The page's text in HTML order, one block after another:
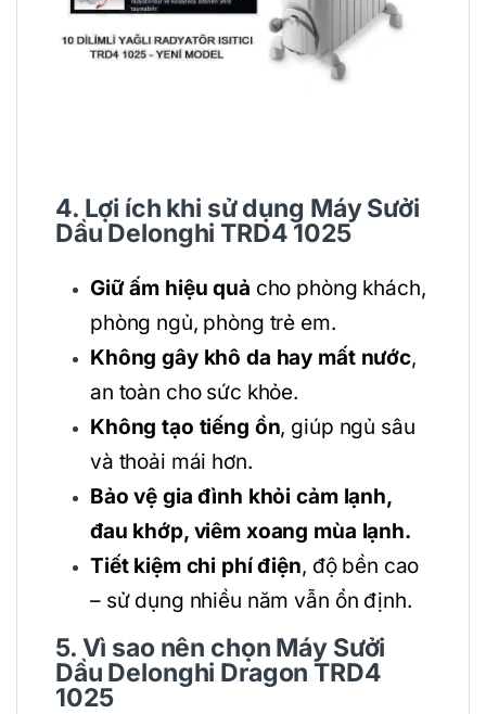
4. Lợi ích khi sử dụng Máy Sưởi
Dầu Delonghi TRD4 1025
Giữ ấm hiệu quả cho phòng khách,
phòng ngủ, phòng trẻ em.
Không gây khô da hay mất nước,
an toàn cho sức khỏe.
Không tạo tiếng ồn, giúp ngủ sâu
và thoải mái hơn.
Bảo vệ gia đình khỏi cảm lạnh,
đau khớp, viêm xoang mùa lạnh.
Tiết kiệm chi phí điện, độ bền cao
– sử dụng nhiều năm vẫn ổn định.
5. Vì sao nên chọn Máy Sưởi
Dầu Delonghi Dragon TRD4
1025